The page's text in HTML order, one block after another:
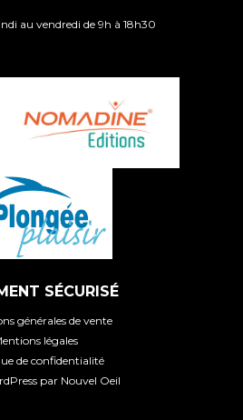
au vendredi de 9h à 18h30
SÉCURISÉ
générales de vente
légales
de confidentialité
par Nouvel Oeil